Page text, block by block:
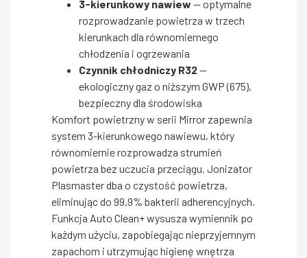
3-kierunkowy nawiew — optymalne
rozprowadzanie powietrza w trzech
kierunkach dla równomiernego
chłodzenia i ogrzewania
Czynnik chłodniczy R32—
ekologiczny gaz o niższym GWP (675),
bezpieczny dla środowiska
Komfort powietrzny w serii Mirror zapewnia
system 3-kierunkowego nawiewu, który
równomiernie rozprowadza strumień
powietrza bez uczucia przeciągu. Jonizator
Plasmaster dba o czystość powietrza,
eliminując do 99,9% bakterii adherencyjnych.
Funkcja Auto Clean+ wysusza wymiennik po
każdym użyciu, zapobiegając nieprzyjemnym
zapachom i utrzymując higienę wnętrza